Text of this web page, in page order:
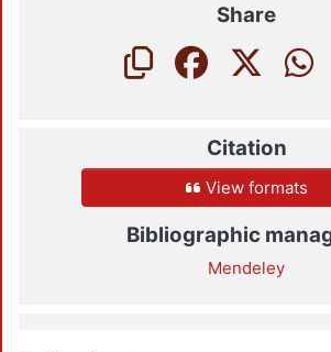
Share
Citation
View formats
Bibliographic
Mendeley